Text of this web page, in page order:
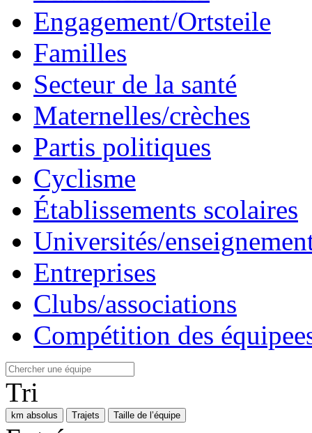
Engagement/Ortsteile
Familles
Secteur de la santé
Maternelles/crèches
Partis politiques
Cyclisme
Établissements scolaires
Universités/
Entreprises
Clubs/associations
Compétition des
Tri
km absolus Trajets Taille de l’équipe